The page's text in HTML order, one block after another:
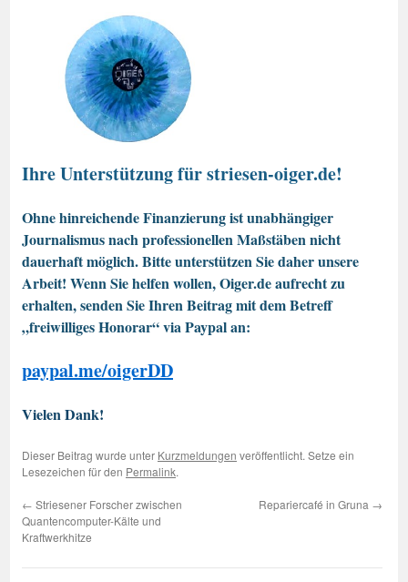
Ihre Unterstützung für striesen-oiger.de!
Ohne hinreichende Finanzierung ist unabhängiger
Journalismus nach professionellen Maßstäben nicht
dauerhaft möglich. Bitte unterstützen Sie daher unsere
Arbeit! Wenn Sie helfen wollen, Oiger.de aufrecht zu
erhalten, senden Sie Ihren Beitrag mit dem Betreff
„freiwilliges Honorar“ via Paypal an:
paypal.me/oigerDD
Vielen Dank!
Dieser Beitrag wurde unter Kurzmeldungen veröffentlicht. Setze ein
Lesezeichen für den Permalink.
← Striesener Forscher zwischen
Quantencomputer-Kälte und
Kraftwerkhitze
Repariercafé in Gruna →